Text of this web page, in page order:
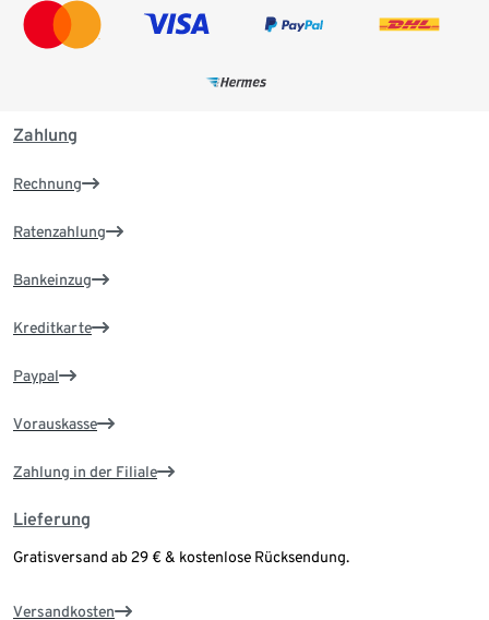
Zahlung
Rechnung
Ratenzahlung
Bankeinzug
Kreditkarte
Paypal
Vorauskasse
Zahlung in der Filiale
Lieferung
Gratisversand ab 29 € & kostenlose Rücksendung.
Versandkosten